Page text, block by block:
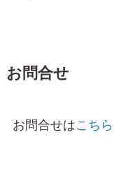
お問合せ
お問合せはこちら